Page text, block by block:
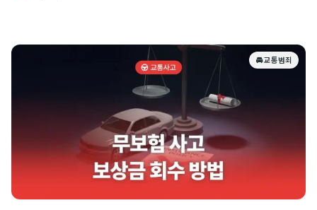
🚘 교통범죄